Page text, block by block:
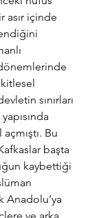
asır içinde
kitlesel
sınırları
Bu
başta
kaybettiği
Anadolu’ya